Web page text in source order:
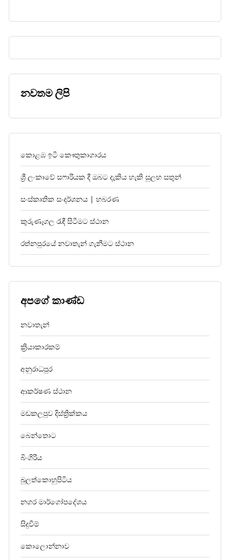
නවතම ලිපි
කොළඹ ඉටි කෞතුකාගාරය
ශ්‍රී ලංකාවේ සෆාරියක දී ඔබට දැකිය හැකි සුලභ සතුන්
සංස්කෘතික සංදර්ශනය | හබරණ
කුරුණෑගල රැඳී සිටීමට ස්ථාන
රත්නපුරයේ නවාතැන් ගැනීමට ස්ථාන
අපගේ කාණ්ඩ
නවාතැන්
ක්‍රියාකාරකම්
අනුරාධපුර
ආකර්ෂණ ස්ථාන
මඩකලපුව දිස්ත්‍රික්කය
බෙන්තොට
බිංගිරිය
බුලත්කොහුපිටිය
නගර මාර්ගෝපදේශය
සිදුවීම්
කොලොන්නාව